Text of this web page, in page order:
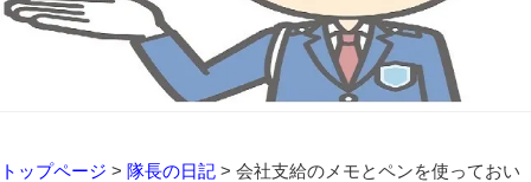
トップページ > 隊長の日記 > 会社支給のメモとペンを使っておい